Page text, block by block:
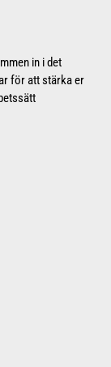
in i det
för att stärka er